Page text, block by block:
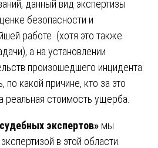
данный вид экспертизы
безопасности и
работе (хотя это также
а на установлении
произошедшего инцидента:
какой причине, кто за это
реальная стоимость ущерба.
экспертов» мы
в этой области.